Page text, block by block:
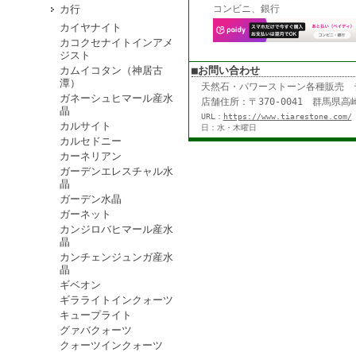
カ行
カイヤナイト
カコクセナイトインアメ
ジスト
カムイコタン（神居古
潭）
ガネーシュヒマール産水
晶
カルサイト
カルセドニー
カーネリアン
ガーデンエレスチャル水
晶
ガーデン水晶
ガーネット
カンジロバヒマール産水
晶
カンチェンジュンガ産水
晶
ギベオン
ギラライトインクォーツ
キュープライト
グァバクォーツ
クォーツインクォーツ
コンビニ、銀行
■お問い合わせ
天然石・パワーストーン各種販
店舗住所：〒370-0041 群馬
URL： https://www.tiarestone.com/
日：水・木曜日